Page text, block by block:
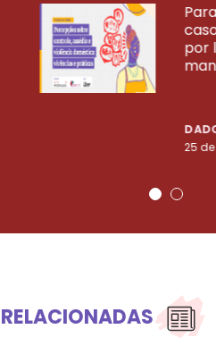
por
25
VEJA MAIS
RELACIONADAS